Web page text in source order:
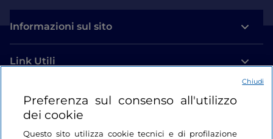
Informazioni sul sito
Link Utili
Login
Restiamo in contatto
Preferenza sul consenso all'utilizzo
dei cookie
Questo sito utilizza cookie tecnici e di profilazione
Chiudi